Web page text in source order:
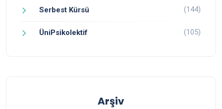
Serbest Kürsü (144)
ÜniPsikolektif (105)
Arşiv